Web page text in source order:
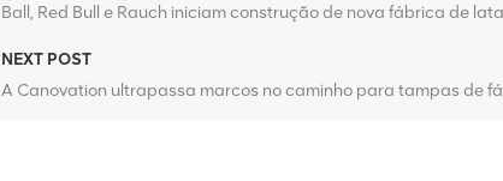
Ball, Red Bull e Rauch iniciam construção de nova fábrica de
NEXT POST
A Canovation ultrapassa marcos no caminho para tampas de